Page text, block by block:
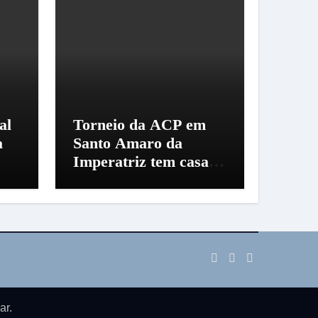
Torneio da ACP em
Santo Amaro da
Imperatriz tem casa
.